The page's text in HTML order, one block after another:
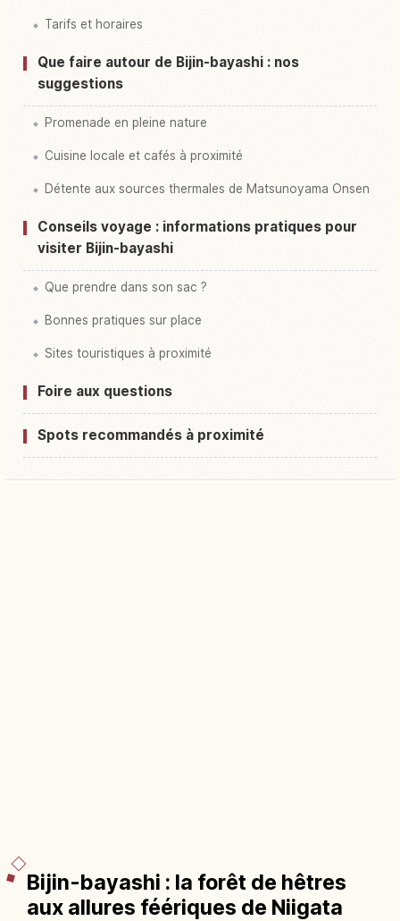
Tarifs et horaires
Que faire autour de Bijin-bayashi : nos
suggestions
Promenade en pleine nature
Cuisine locale et cafés à proximité
Détente aux sources thermales de Matsunoyama Onsen
Conseils voyage : informations pratiques pour
visiter Bijin-bayashi
Que prendre dans son sac ?
Bonnes pratiques sur place
Sites touristiques à proximité
Foire aux questions
Spots recommandés à proximité
Bijin-bayashi : la forêt de hêtres
aux allures féériques de Niigata